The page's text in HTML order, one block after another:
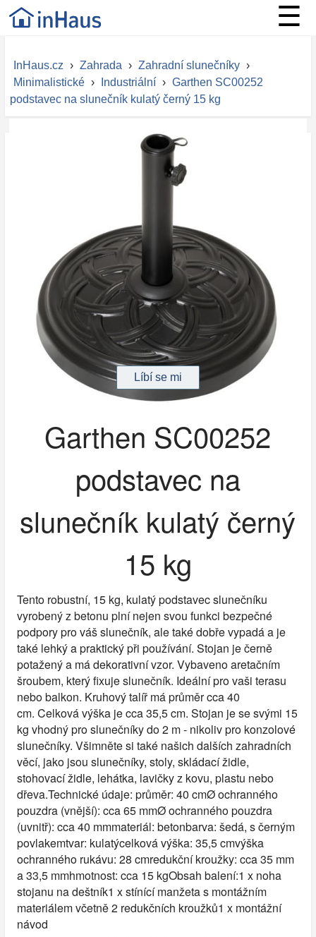
☰
InHaus.cz › Zahrada › Zahradní slunečníky ›
Minimalistické › Industriální › Garthen SC00252
podstavec na slunečník kulatý černý 15 kg
Garthen SC00252
podstavec na
slunečník kulatý černý
15 kg
Tento robustní, 15 kg, kulatý podstavec slunečníku
vyrobený z betonu plní nejen svou funkci bezpečné
podpory pro váš slunečník, ale také dobře vypadá a je
také lehký a praktický při používání. Stojan je černě
potažený a má dekorativní vzor. Vybaveno aretačním
šroubem, který fixuje slunečník. Ideální pro vaši terasu
nebo balkon. Kruhový talíř má průměr cca 40
cm. Celková výška je cca 35,5 cm. Stojan je se svými 15
kg vhodný pro slunečníky do 2 m - nikoliv pro konzolové
slunečníky. Všimněte si také našich dalších zahradních
věcí, jako jsou slunečníky, stoly, skládací židle,
stohovací židle, lehátka, lavičky z kovu, plastu nebo
dřeva.Technické údaje: průměr: 40 cmØ ochranného
pouzdra (vnější): cca 65 mmØ ochranného pouzdra
(uvnitř): cca 40 mmmateriál: betonbarva: šedá, s černým
povlakemtvar: kulatýcelková výška: 35,5 cmvýška
ochranného rukávu: 28 cmredukční kroužky: cca 35 mm
a 33,5 mmhmotnost: cca 15 kgObsah balení:1 x noha
stojanu na deštník1 x stínící manžeta s montážním
materiálem včetně 2 redukčních kroužků1 x montážní
návod